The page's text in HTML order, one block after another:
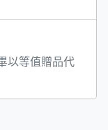
以等值贈品代